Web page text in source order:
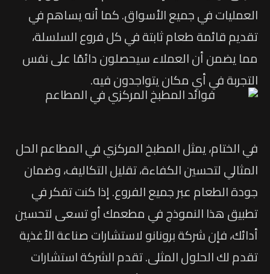
العمليات في جميع الأسواق. كما أنه يساهم في
تقديم قائمة طعام ثابتة في كل فروع السلسلة،
مما يضمن أن العملاء سيحصلون دائمًا على نفس
التجربة في أي مكان يتواجدون فيه.
في الختام، يمثل المطبخ المركزي في المطاعم الحل
المثالي لتحسين الكفاءة، تقليل التكاليف، وضمان
جودة الطعام عبر جميع الفروع. إذا كنت تفكر في
تطبيق هذا النموذج في مطعمك أو تسعى لتحسين
أدائك، فإن شركة برونانو لاستشارات صناعة الأغذية
تقدم لك الحلول المثلى. تقدم الشركة استشارات